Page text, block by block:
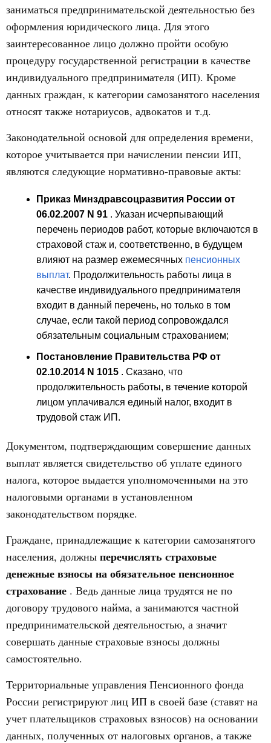
заниматься предпринимательской деятельностью без
оформления юридического лица. Для этого
заинтересованное лицо должно пройти особую
процедуру государственной регистрации в качестве
индивидуального предпринимателя (ИП). Кроме
данных граждан, к категории самозанятого населения
относят также нотариусов, адвокатов и т.д.
Законодательной основой для определения времени,
которое учитывается при начислении пенсии ИП,
являются следующие нормативно-правовые акты:
Приказ Минздравсоцразвития России от
06.02.2007 N 91 . Указан исчерпывающий
перечень периодов работ, которые включаются в
страховой стаж и, соответственно, в будущем
влияют на размер ежемесячных пенсионных
выплат. Продолжительность работы лица в
качестве индивидуального предпринимателя
входит в данный перечень, но только в том
случае, если такой период сопровождался
обязательным социальным страхованием;
Постановление Правительства РФ от
02.10.2014 N 1015 . Сказано, что
продолжительность работы, в течение которой
лицом уплачивался единый налог, входит в
трудовой стаж ИП.
Документом, подтверждающим совершение данных
выплат является свидетельство об уплате единого
налога, которое выдается уполномоченными на это
налоговыми органами в установленном
законодательством порядке.
Граждане, принадлежащие к категории самозанятого
населения, должны перечислять страховые
денежные взносы на обязательное пенсионное
страхование . Ведь данные лица трудятся не по
договору трудового найма, а занимаются частной
предпринимательской деятельностью, а значит
совершать данные страховые взносы должны
самостоятельно.
Территориальные управления Пенсионного фонда
России регистрируют лиц ИП в своей базе (ставят на
учет плательщиков страховых взносов) на основании
данных, полученных от налоговых органов, а также